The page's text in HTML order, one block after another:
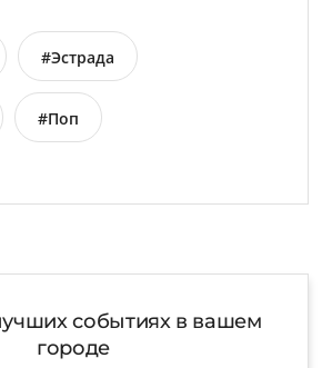
#Эстрада
#Поп
событиях в вашем
городе